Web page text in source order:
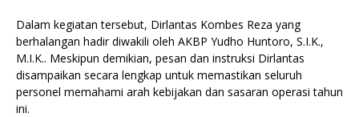
Dalam kegiatan tersebut, Dirlantas Kombes Reza yang
berhalangan hadir diwakili oleh AKBP Yudho Huntoro, S.I.K.,
M.I.K.. Meskipun demikian, pesan dan instruksi Dirlantas
disampaikan secara lengkap untuk memastikan seluruh
personel memahami arah kebijakan dan sasaran operasi tahun
ini.